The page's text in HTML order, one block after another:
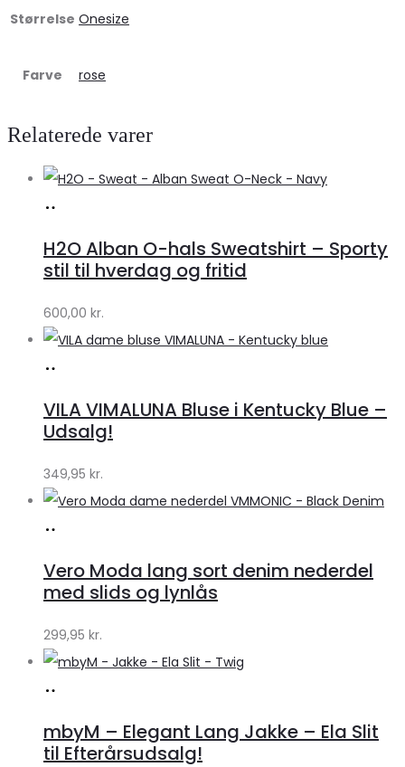
Størrelse Onesize
Farve rose
Relaterede varer
Lykke
Lykke
H2O Alban O-hals Sweatshirt – Sporty
stil til hverdag og fritid
600,00 kr.
Klædeskabet.dk
VILA VIMALUNA Bluse i Kentucky Blue –
Udsalg!
349,95 kr.
Klædeskabet.dk
Vero Moda lang sort denim nederdel
med slids og lynlås
299,95 kr.
Lykke
mbyM – Elegant Lang Jakke – Ela Slit
til Efterårsudsalg!